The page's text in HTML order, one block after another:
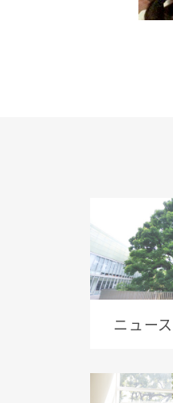
ニュー